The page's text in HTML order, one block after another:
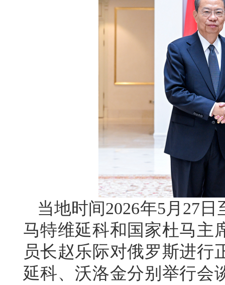
当地时间2026年5月27
马特维延科和国家杜马主
员长赵乐际对俄罗斯进行
延科、沃洛金分别举行会